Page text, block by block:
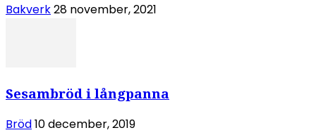
Bakverk28 november, 2021
Sesambröd i långpanna
Bröd10 december, 2019